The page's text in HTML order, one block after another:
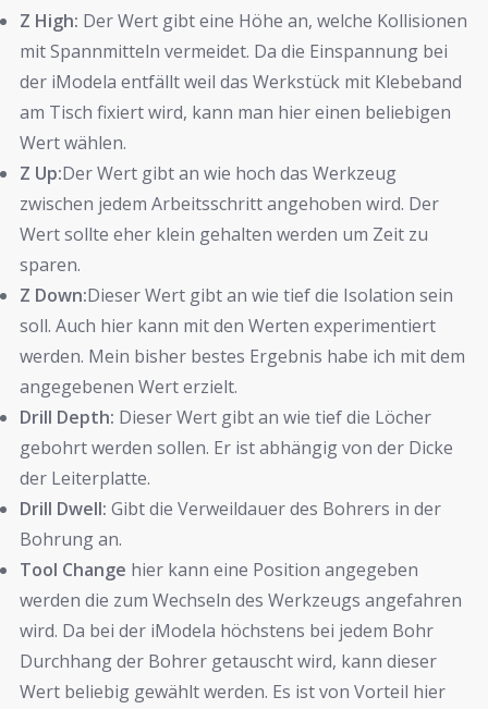
Z High: Der Wert gibt eine Höhe an, welche Kollisionen
mit Spannmitteln vermeidet. Da die Einspannung bei
der iModela entfällt weil das Werkstück mit Klebeband
am Tisch fixiert wird, kann man hier einen beliebigen
Wert wählen.
Z Up:Der Wert gibt an wie hoch das Werkzeug
zwischen jedem Arbeitsschritt angehoben wird. Der
Wert sollte eher klein gehalten werden um Zeit zu
sparen.
Z Down:Dieser Wert gibt an wie tief die Isolation sein
soll. Auch hier kann mit den Werten experimentiert
werden. Mein bisher bestes Ergebnis habe ich mit dem
angegebenen Wert erzielt.
Drill Depth: Dieser Wert gibt an wie tief die Löcher
gebohrt werden sollen. Er ist abhängig von der Dicke
der Leiterplatte.
Drill Dwell: Gibt die Verweildauer des Bohrers in der
Bohrung an.
Tool Change hier kann eine Position angegeben
werden die zum Wechseln des Werkzeugs angefahren
wird. Da bei der iModela höchstens bei jedem Bohr
Durchhang der Bohrer getauscht wird, kann dieser
Wert beliebig gewählt werden. Es ist von Vorteil hier